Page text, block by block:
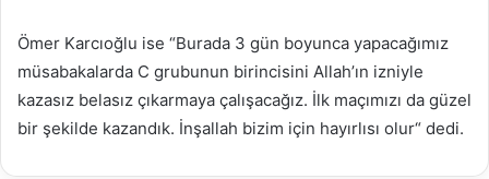
Ömer Karcıoğlu ise “Burada 3 gün boyunca yapacağımız
müsabakalarda C grubunun birincisini Allah’ın izniyle
kazasız belasız çıkarmaya çalışacağız. İlk maçımızı da güzel
bir şekilde kazandık. İnşallah bizim için hayırlısı olur“ dedi.